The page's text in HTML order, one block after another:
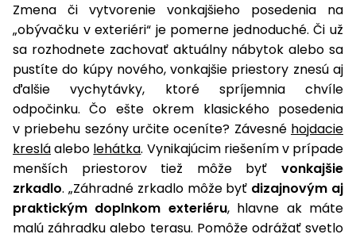
Zmena či vytvorenie vonkajšieho posedenia na
„obývačku v exteriéri“ je pomerne jednoduché. Či už
sa rozhodnete zachovať aktuálny nábytok alebo sa
pustíte do kúpy nového, vonkajšie priestory znesú aj
ďalšie vychytávky, ktoré spríjemnia chvíle
odpočinku. Čo ešte okrem klasického posedenia
v priebehu sezóny určite oceníte? Závesné hojdacie
kresláalebo lehátka. Vynikajúcim riešením v prípade
menších priestorov tiež môže byť vonkajšie
zrkadlo. „Záhradné zrkadlo môže byť dizajnovým aj
praktickým doplnkom exteriéru, hlavne ak máte
malú záhradku alebo terasu. Pomôže odrážať svetlo